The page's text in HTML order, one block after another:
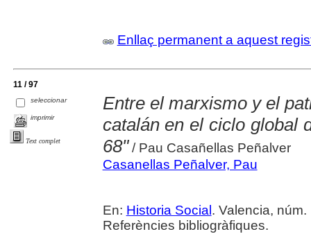
Enllaç permanent a aquest
11 / 97
seleccionar
imprimir
Text complet
Entre el marxismo y el
catalán en el ciclo global
68"/ Pau Casañellas Peñalver
Casanellas Peñalver, Pau
En: Historia Social . Valencia,
Referències bibliogràfiques.